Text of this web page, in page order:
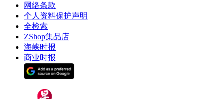
网络条款
个人资料保护声明
全检索
ZShop集品店
海峡时报
商业时报